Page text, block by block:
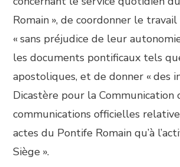
Romain », de coordonner le
« sans préjudice de leur
les documents pontificaux tels
apostoliques, et de donner « des
Dicastère pour la Communication
communications officielles
actes du Pontife Romain qu’à
Siège ».